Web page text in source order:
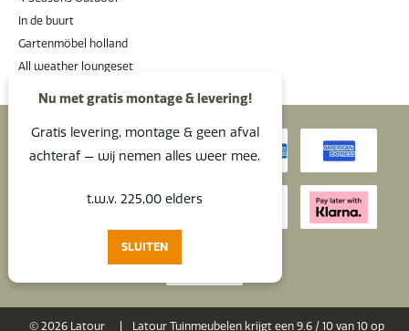
In de buurt
Gartenmöbel holland
All weather loungeset
© 2026 Latour Latour Tuinmeubelen krijgt een 9.6 / 10van 10 op
Nu met gratis montage & levering!
Gratis levering, montage & geen afval
achteraf — wij nemen alles weer mee.
t.w.v. 225,00 elders
SLUITEN